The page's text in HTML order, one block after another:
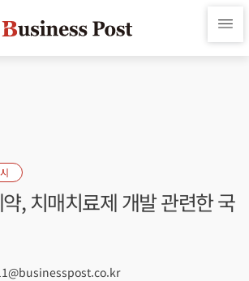
, 치매치료제 개발 관련한 국